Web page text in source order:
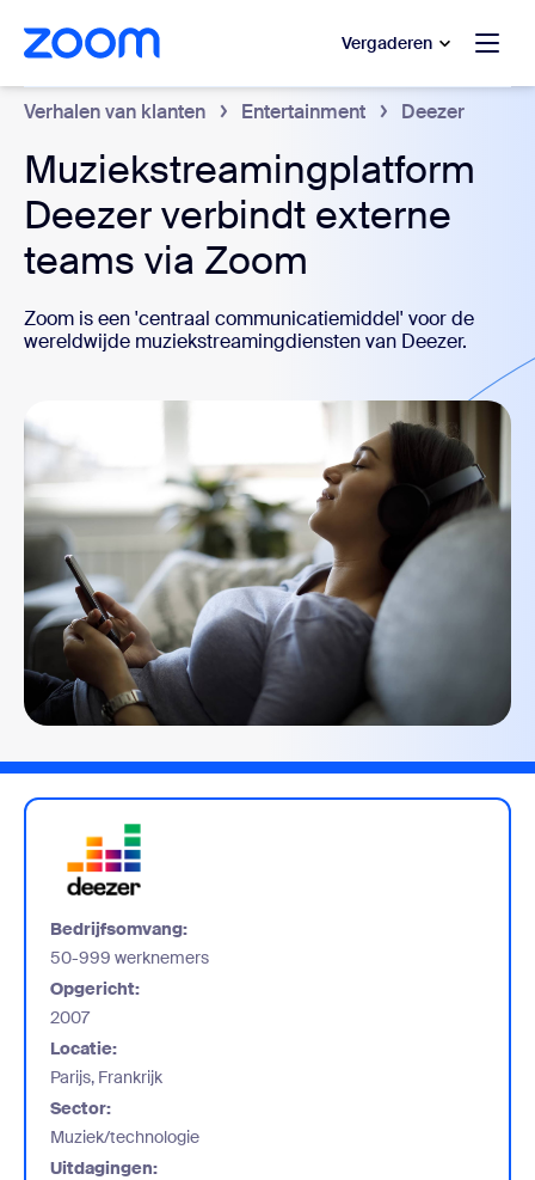
hoofdinhoud gaan
naar hulp via chat Vergaderen
Verhalen van klanten Entertainment Deezer
Muziekstreamingplatform
Deezer verbindt externe
teams via Zoom
Zoom is een 'centraal communicatiemiddel' voor de
wereldwijde muziekstreamingdiensten van Deezer.
Bedrijfsomvang:
50-999 werknemers
Opgericht:
2007
Locatie:
Parijs, Frankrijk
Sector:
Muziek/technologie
Uitdagingen: